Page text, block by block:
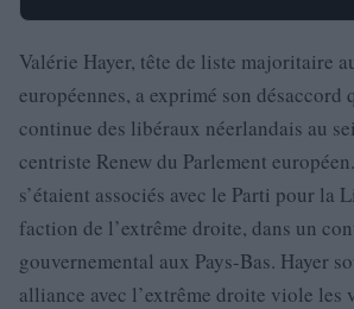
Valérie Hayer, tête de liste majoritaire
européennes, a exprimé son désaccord
continue des libéraux néerlandais au
centriste Renew du Parlement
s’étaient associés avec le Parti pour la
faction de l’extrême droite, dans un
gouvernemental aux Pays-Bas. Hayer
alliance avec l’extrême droite viole les